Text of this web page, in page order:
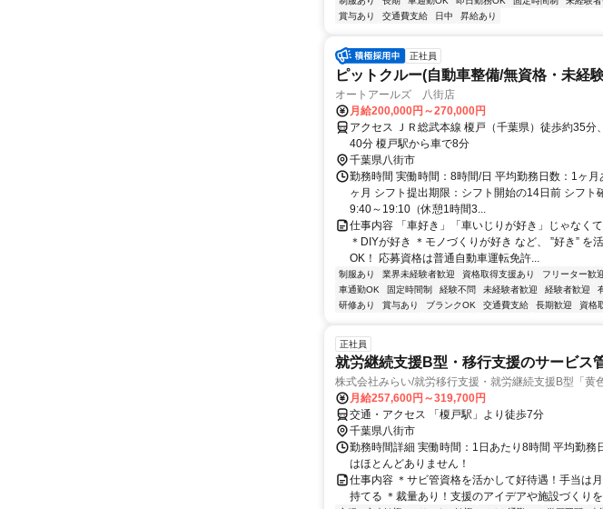
賞与あり
交通費支給 日中 昇給あり
正社員
ピットクルー(自動車整備/無資格・未経
オートアールズ 八街店
月給200,000円～270,000円
アクセス ＪＲ総武本線 榎戸（千葉県）徒歩約35分
40分 榎戸駅から車で8分
千葉県八街市
勤務時間 実働時間：8時間/日 平均勤務日数：1ヶ
ヶ月 シフト提出期限：シフト開始の14日前 シフト
9:40～19:10（休憩1時間3...
仕事内容 「車好き」「車いじりが好き」じゃなく
＊DIYが好き ＊モノづくりが好き など、 ”好き” を
OK！ 応募資格は普通自動車運転免許...
制服あり 業界未経験者歓迎 資格取得支援あり フリーター歓
車通勤OK
固定時間制 経験不問 未経験者歓迎 経験者歓迎
研修あり
賞与あり ブランクOK 交通費支給 長期歓迎 資格
正社員
就労継続支援B型・移行支援のサービス
株式会社みらい/就労移行支援・就労継続支援B型「黄
月給257,600円～319,700円
交通・アクセス 「榎戸駅」より徒歩7分
千葉県八街市
勤務時間詳細 実働時間：1日あたり8時間 平均勤
はほとんどありません！
仕事内容 ＊サビ管資格を活かして好待遇！手当は
持てる ＊裁量あり！支援のアイデアや施設づくり